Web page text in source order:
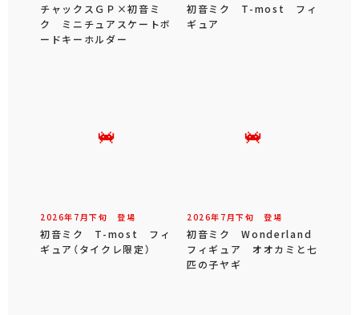
チャックスＧＰ×初音ミ
ク ミニチュアスケートボ
ードキーホルダー
初音ミク T-most フィ
ギュア
2026年 7 月下旬 登場
初音ミク T-most フィ
ギュア（タイクレ限定）
2026年 7 月下旬 登場
初音ミク Wonderland
フィギュア オオカミと七
匹の子ヤギ